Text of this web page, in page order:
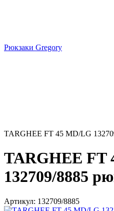
Рюкзаки Gregory
TARGHEE FT 45 MD/LG
TARGHEE FT
132709/8885
Артикул: 132709/8885